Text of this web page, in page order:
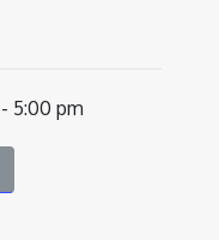
- 5:00 pm